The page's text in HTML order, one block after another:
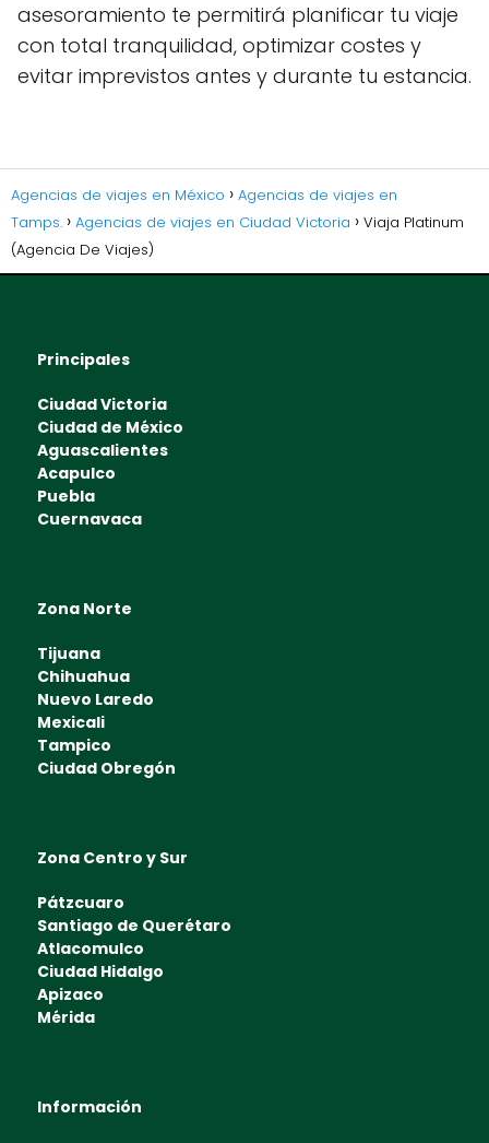
asesoramiento te permitirá planificar tu viaje
con total tranquilidad, optimizar costes y
evitar imprevistos antes y durante tu estancia.
Agencias de viajes en México
Agencias de viajes en
Tamps.
Agencias de viajes en Ciudad Victoria
Viaja Platinum
(Agencia De Viajes)
Principales
Ciudad Victoria
Ciudad de México
Aguascalientes
Acapulco
Puebla
Cuernavaca
Zona Norte
Tijuana
Chihuahua
Nuevo Laredo
Mexicali
Tampico
Ciudad Obregón
Zona Centro y Sur
Pátzcuaro
Santiago de Querétaro
Atlacomulco
Ciudad Hidalgo
Apizaco
Mérida
Información